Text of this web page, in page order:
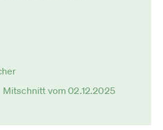
Mitschnitt vom 02.12.2025